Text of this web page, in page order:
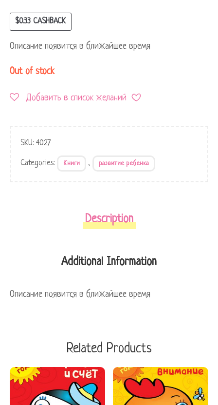
$0.33 CASHBACK
Описание появится в ближайшее время
Out of stock
Добавить в список желаний
SKU: 4027
Categories: Книги , развитие ребенка
Description
Additional Information
Описание появится в ближайшее время
Related Products